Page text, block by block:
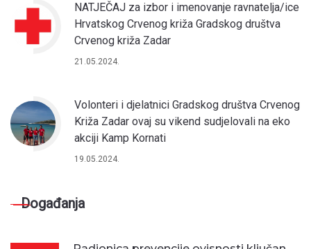
NATJEČAJ za izbor i imenovanje ravnatelja/ice
Hrvatskog Crvenog križa Gradskog društva
Crvenog križa Zadar
21.05.2024.
Volonteri i djelatnici Gradskog društva Crvenog
Križa Zadar ovaj su vikend sudjelovali na eko
akciji Kamp Kornati
19.05.2024.
Događanja